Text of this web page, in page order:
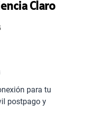
Claro
Comunícate con todo el
extranjero.